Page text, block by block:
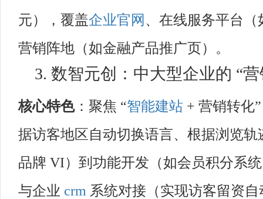
元），覆盖企业官网 、在线服务平台
营销阵地（如金融产品推广页）。
3. 数智元创：中大型企业的 “
核心特色：聚焦 “智能建站 + 营销转化
据访客地区自动切换语言、根据浏览
品牌 VI）到功能开发（如会员积分系
与企业 crm 系统对接（实现访客留资